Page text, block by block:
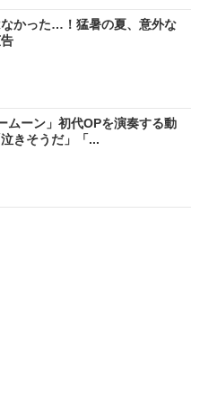
なかった…！猛暑の夏、意外な
ムーン」初代OPを演奏する動
きそうだ」「...